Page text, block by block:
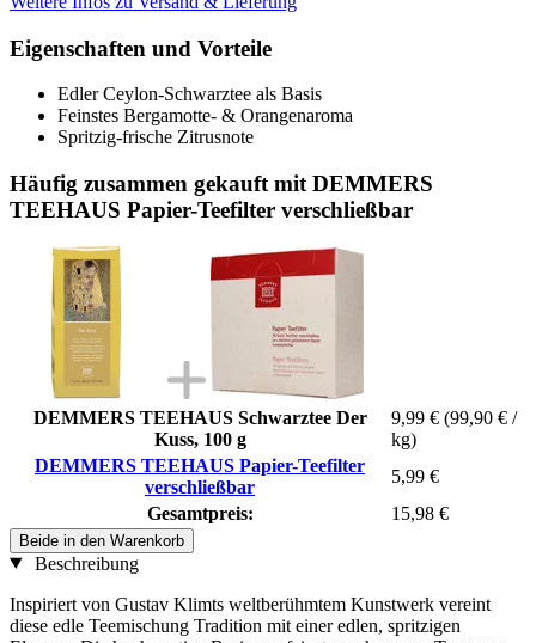
Eigenschaften und Vorteile
Edler Ceylon-Schwarztee als Basis
Feinstes Bergamotte- & Orangenaroma
Spritzig-frische Zitrusnote
Häufig zusammen gekauft mit DEMMERS
TEEHAUS Papier-Teefilter verschließbar
DEMMERS TEEHAUS Schwarztee Der
Kuss, 100 g
9,99 € (99,90 € /
kg)
DEMMERS TEEHAUS Papier-Teefilter
verschließbar
5,99 €
Gesamtpreis:
15,98 €
Beide in den Warenkorb
Beschreibung
Inspiriert von Gustav Klimts weltberühmtem Kunstwerk vereint
diese edle Teemischung Tradition mit einer edlen, spritzigen